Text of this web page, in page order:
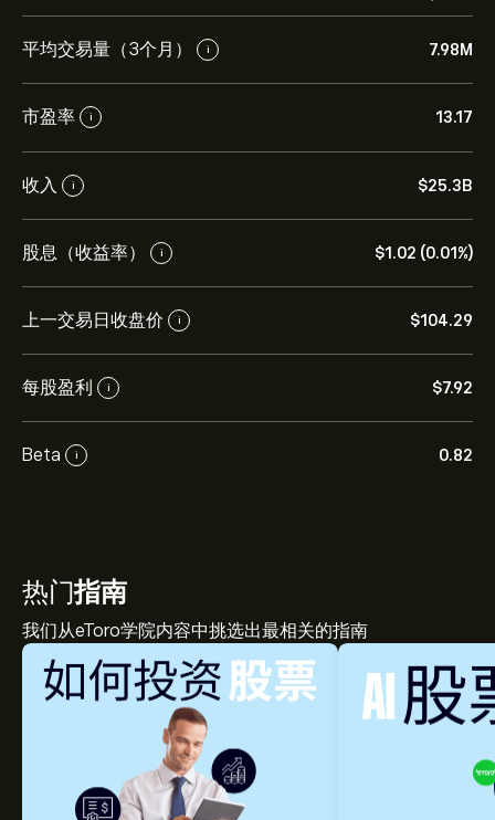
平均交易量（3个月） i 7.98M
市盈率 i 13.17
收入 i ‎$‎25.3B
股息（收益率） i ‎$‎1.02 (0.01%)
上一交易日收盘价 i ‎$‎104.29
每股盈利 i ‎$‎7.92
Beta i 0.82
热门指南
我们从eToro学院内容中挑选出最相关的指南